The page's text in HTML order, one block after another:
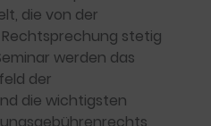
die von der
stetig
werden das
der
die wichtigsten